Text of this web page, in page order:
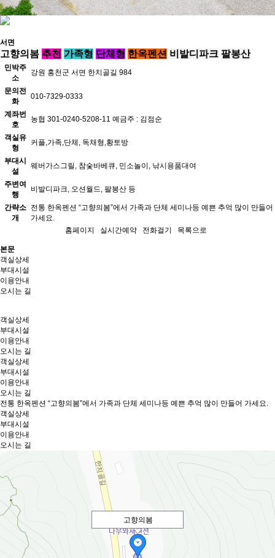
서면
고향의봄 추천 가족형 단체형 한옥펜션 비발디파크 팔봉산
민박주
소
강원 홍천군 서면 한치골길 984
문의전
화
010-7329-0333
계좌번
호
농협 301-0240-5208-11 예금주 : 김점순
객실유
형
커플,가족,단체, 독채형,황토방
부대시
설
웨버가스그릴, 참숯바베큐, 민소놀이, 낚시용품대여
주변여
행
비발디파크, 오션월드, 팔봉산 등
간략소
개
전통 한옥펜션 “고향의봄”에서 가족과 단체 세미나등 예쁜 추억 많이 만들어
가세요.
홈페이지
실시간예약 전화걸기 목록으로
본문
객실상세
부대시설
이용안내
오시는 길
객실상세
부대시설
이용안내
오시는 길
객실상세
부대시설
이용안내
오시는 길
전통 한옥펜션 “고향의봄”에서 가족과 단체 세미나등 예쁜 추억 많이 만들어 가세요.
객실상세
부대시설
이용안내
오시는 길
고향의봄